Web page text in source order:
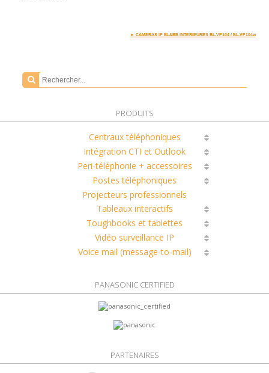
► CAMERAS IP BL&BB INTERIEURES BL-VP104 / BL-VP104w
PRODUITS
Centraux téléphoniques
Intégration CTI et Outlook
Peri-téléphonie + accessoires
Postes téléphoniques
Projecteurs professionnels
Tableaux interactifs
Toughbooks et tablettes
Vidéo surveillance IP
Voice mail (message-to-mail)
PANASONIC CERTIFIED
PARTENAIRES